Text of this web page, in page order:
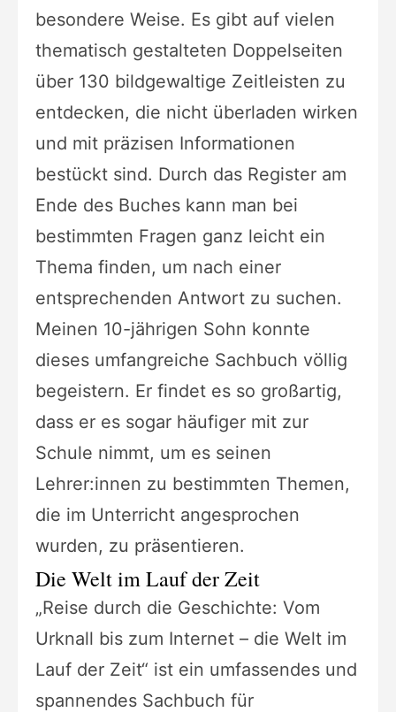
besondere Weise. Es gibt auf vielen
thematisch gestalteten Doppelseiten
über 130 bildgewaltige Zeitleisten zu
entdecken, die nicht überladen wirken
und mit präzisen Informationen
bestückt sind. Durch das Register am
Ende des Buches kann man bei
bestimmten Fragen ganz leicht ein
Thema finden, um nach einer
entsprechenden Antwort zu suchen.
Meinen 10-jährigen Sohn konnte
dieses umfangreiche Sachbuch völlig
begeistern. Er findet es so großartig,
dass er es sogar häufiger mit zur
Schule nimmt, um es seinen
Lehrer:innen zu bestimmten Themen,
die im Unterricht angesprochen
wurden, zu präsentieren.
Die Welt im Lauf der Zeit
„Reise durch die Geschichte: Vom
Urknall bis zum Internet – die Welt im
Lauf der Zeit“ ist ein umfassendes und
spannendes Sachbuch für